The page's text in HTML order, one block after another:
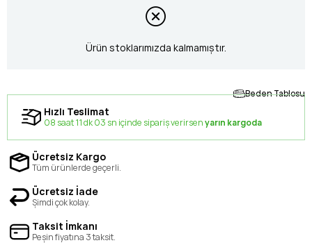
Ürün stoklarımızda kalmamıştır.
Beden Tablosu
Hızlı Teslimat
08 saat 11 dk 02 sn içinde sipariş verirsenyarın kargoda
Ücretsiz Kargo
Tüm ürünlerde geçerli.
Ücretsiz İade
Şimdi çok kolay.
Taksit İmkanı
Peşin fiyatına 3 taksit.